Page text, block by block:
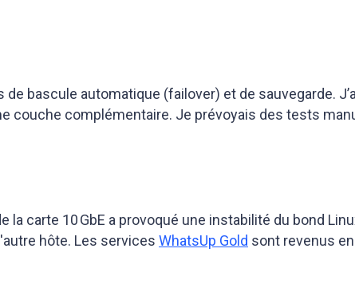
bascule automatique (failover) et de sauvegarde.
couche complémentaire. Je prévoyais des tests
carte 10 GbE a provoqué une instabilité du bond
hôte. Les services WhatsUp Gold sont revenus